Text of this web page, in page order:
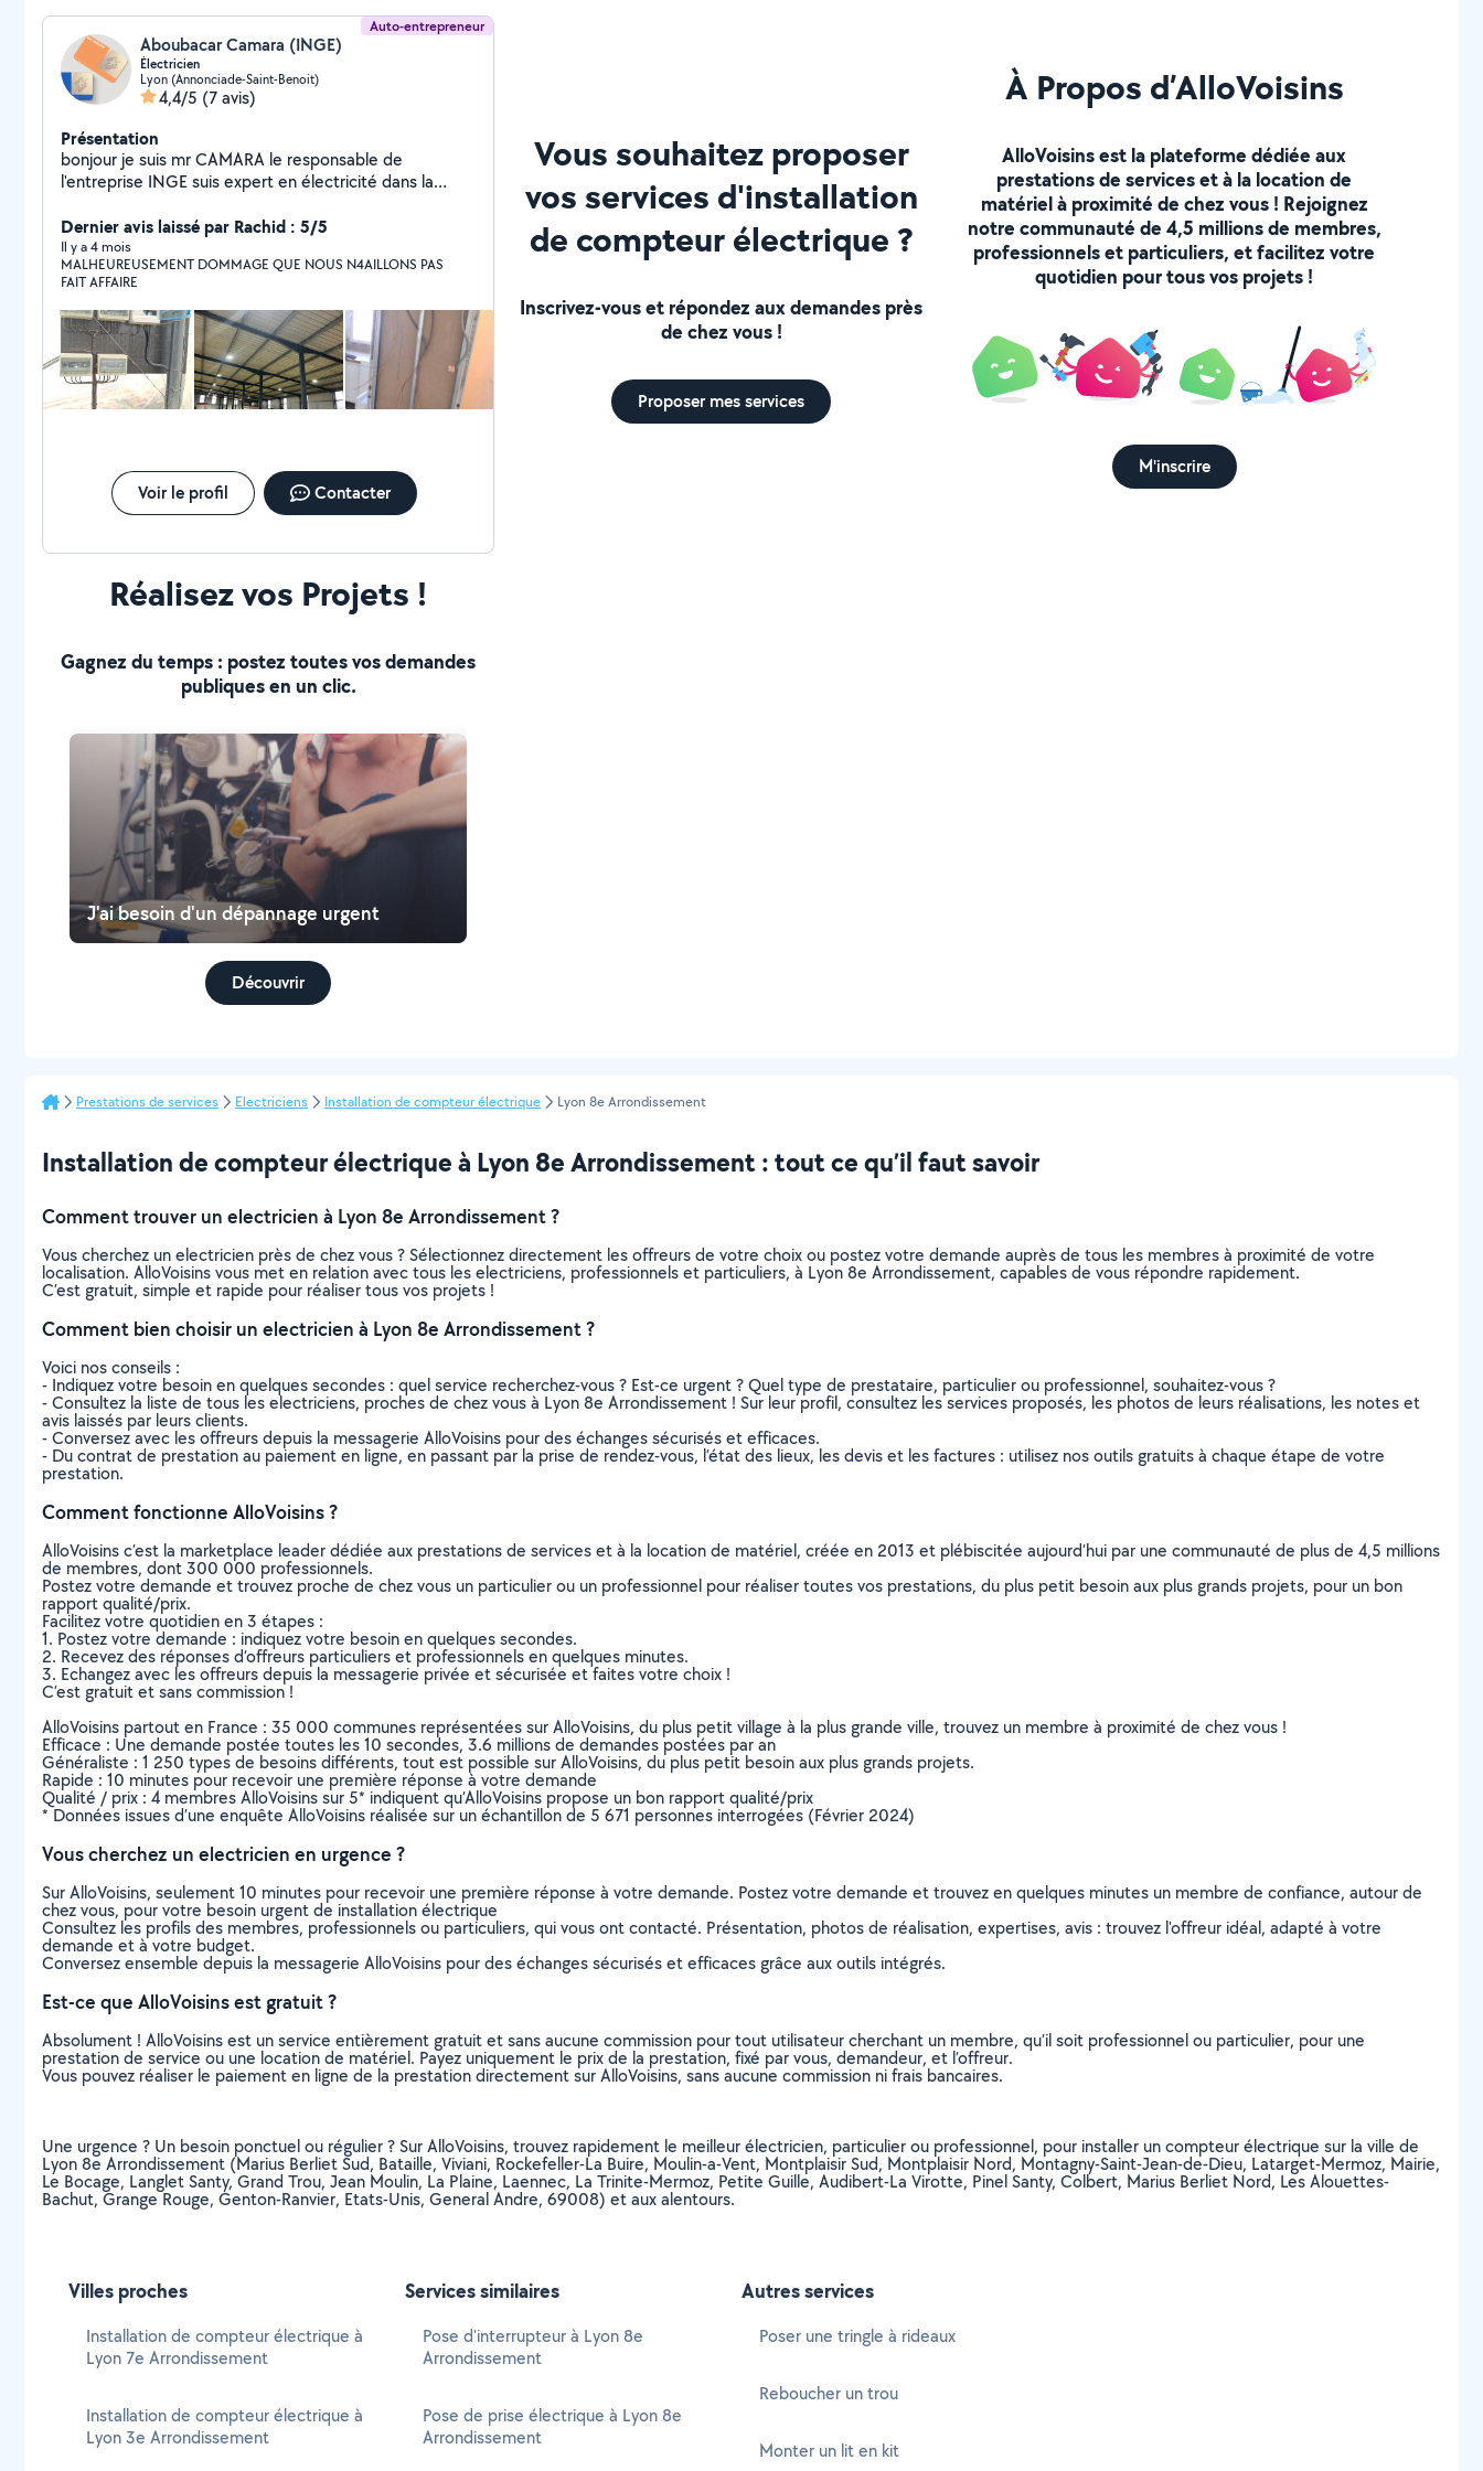
Auto-entrepreneur
Aboubacar Camara (INGE)
Électricien
Lyon (Annonciade-Saint-Benoit)
4,4/5 (7 avis)
Présentation
bonjour je suis mr CAMARA le responsable de
l'entreprise INGE suis expert en électricité dans la
et efficace et polyvalent je vous souhaite la bienvenue
La qualité avant la quantité.
Dernier avis laissé par Rachid : 5/5
Il y a 4 mois
MALHEUREUSEMENT DOMMAGE QUE NOUS N4AILLONS PAS
FAIT AFFAIRE
Voir le profil Contacter
Vous souhaitez proposer
vos services d'installation
de compteur électrique ?
Inscrivez-vous et répondez aux demandes près
de chez vous !
Proposer mes services
À Propos d’AlloVoisins
AlloVoisins est la plateforme dédiée aux
prestations de services et à la location de
matériel à proximité de chez vous ! Rejoignez
notre communauté de 4,5 millions de membres,
professionnels et particuliers, et facilitez votre
quotidien pour tous vos projets !
M'inscrire
Réalisez vos Projets !
Gagnez du temps : postez toutes vos demandes
publiques en un clic.
J'ai besoin d'un dépannage urgent
Découvrir
Prestations de services Electriciens Installation de compteur électrique Lyon 8e Arrondissement
Installation de compteur électrique à Lyon 8e Arrondissement : tout ce qu’il faut savoir
Comment trouver un electricien à Lyon 8e Arrondissement ?
Vous cherchez un electricien près de chez vous ? Sélectionnez directement les offreurs de votre choix ou postez votre demande auprès de tous les membres à proximité de votre
localisation. AlloVoisins vous met en relation avec tous les electriciens, professionnels et particuliers, à Lyon 8e Arrondissement, capables de vous répondre rapidement.
C’est gratuit, simple et rapide pour réaliser tous vos projets !
Comment bien choisir un electricien à Lyon 8e Arrondissement ?
Voici nos conseils :
- Indiquez votre besoin en quelques secondes : quel service recherchez-vous ? Est-ce urgent ? Quel type de prestataire, particulier ou professionnel, souhaitez-vous ?
- Consultez la liste de tous les electriciens, proches de chez vous à Lyon 8e Arrondissement ! Sur leur profil, consultez les services proposés, les photos de leurs réalisations, les notes et
avis laissés par leurs clients.
- Conversez avec les offreurs depuis la messagerie AlloVoisins pour des échanges sécurisés et efficaces.
- Du contrat de prestation au paiement en ligne, en passant par la prise de rendez-vous, l’état des lieux, les devis et les factures : utilisez nos outils gratuits à chaque étape de votre
prestation.
Comment fonctionne AlloVoisins ?
AlloVoisins c’est la marketplace leader dédiée aux prestations de services et à la location de matériel, créée en 2013 et plébiscitée aujourd’hui par une communauté de plus de 4,5 millions
de membres, dont 300 000 professionnels.
Postez votre demande et trouvez proche de chez vous un particulier ou un professionnel pour réaliser toutes vos prestations, du plus petit besoin aux plus grands projets, pour un bon
rapport qualité/prix.
Facilitez votre quotidien en 3 étapes :
1. Postez votre demande : indiquez votre besoin en quelques secondes.
2. Recevez des réponses d’offreurs particuliers et professionnels en quelques minutes.
3. Echangez avec les offreurs depuis la messagerie privée et sécurisée et faites votre choix !
C’est gratuit et sans commission !
AlloVoisins partout en France : 35 000 communes représentées sur AlloVoisins, du plus petit village à la plus grande ville, trouvez un membre à proximité de chez vous !
Efficace : Une demande postée toutes les 10 secondes, 3.6 millions de demandes postées par an
Généraliste : 1 250 types de besoins différents, tout est possible sur AlloVoisins, du plus petit besoin aux plus grands projets.
Rapide : 10 minutes pour recevoir une première réponse à votre demande
Qualité / prix : 4 membres AlloVoisins sur 5* indiquent qu’AlloVoisins propose un bon rapport qualité/prix
* Données issues d’une enquête AlloVoisins réalisée sur un échantillon de 5 671 personnes interrogées (Février 2024)
Vous cherchez un electricien en urgence ?
Sur AlloVoisins, seulement 10 minutes pour recevoir une première réponse à votre demande. Postez votre demande et trouvez en quelques minutes un membre de confiance, autour de
chez vous, pour votre besoin urgent de installation électrique
Consultez les profils des membres, professionnels ou particuliers, qui vous ont contacté. Présentation, photos de réalisation, expertises, avis : trouvez l'offreur idéal, adapté à votre
demande et à votre budget.
Conversez ensemble depuis la messagerie AlloVoisins pour des échanges sécurisés et efficaces grâce aux outils intégrés.
Est-ce que AlloVoisins est gratuit ?
Absolument ! AlloVoisins est un service entièrement gratuit et sans aucune commission pour tout utilisateur cherchant un membre, qu’il soit professionnel ou particulier, pour une
prestation de service ou une location de matériel. Payez uniquement le prix de la prestation, fixé par vous, demandeur, et l’offreur.
Vous pouvez réaliser le paiement en ligne de la prestation directement sur AlloVoisins, sans aucune commission ni frais bancaires.
Une urgence ? Un besoin ponctuel ou régulier ? Sur AlloVoisins, trouvez rapidement le meilleur électricien, particulier ou professionnel, pour installer un compteur électrique sur la ville de
Lyon 8e Arrondissement (Marius Berliet Sud, Bataille, Viviani, Rockefeller-La Buire, Moulin-a-Vent, Montplaisir Sud, Montplaisir Nord, Montagny-Saint-Jean-de-Dieu, Latarget-Mermoz, Mairie,
Le Bocage, Langlet Santy, Grand Trou, Jean Moulin, La Plaine, Laennec, La Trinite-Mermoz, Petite Guille, Audibert-La Virotte, Pinel Santy, Colbert, Marius Berliet Nord, Les Alouettes-
Bachut, Grange Rouge, Genton-Ranvier, Etats-Unis, General Andre, 69008) et aux alentours.
Villes proches
Installation de compteur électrique à
Lyon 7e Arrondissement
Installation de compteur électrique à
Lyon 3e Arrondissement
Services similaires
Pose d'interrupteur à Lyon 8e
Arrondissement
Pose de prise électrique à Lyon 8e
Arrondissement
Autres services
Poser une tringle à rideaux
Reboucher un trou
Monter un lit en kit